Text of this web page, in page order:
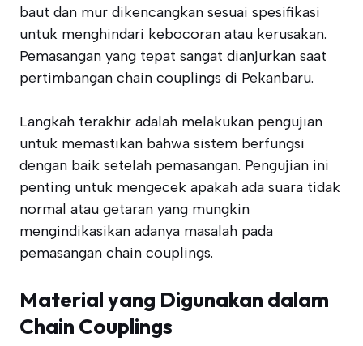
baut dan mur dikencangkan sesuai spesifikasi
untuk menghindari kebocoran atau kerusakan.
Pemasangan yang tepat sangat dianjurkan saat
pertimbangan chain couplings di Pekanbaru.
Langkah terakhir adalah melakukan pengujian
untuk memastikan bahwa sistem berfungsi
dengan baik setelah pemasangan. Pengujian ini
penting untuk mengecek apakah ada suara tidak
normal atau getaran yang mungkin
mengindikasikan adanya masalah pada
pemasangan chain couplings.
Material yang Digunakan dalam
Chain Couplings